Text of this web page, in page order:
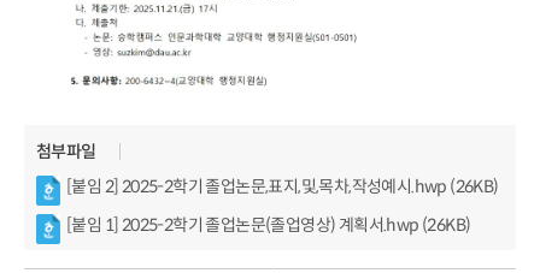
첨부파일
[붙임 2] 2025-2학기 졸업논문,표지,및,목차,작성예시.hwp (26KB)
[붙임 1] 2025-2학기 졸업논문(졸업영상) 계획서.hwp (26KB)